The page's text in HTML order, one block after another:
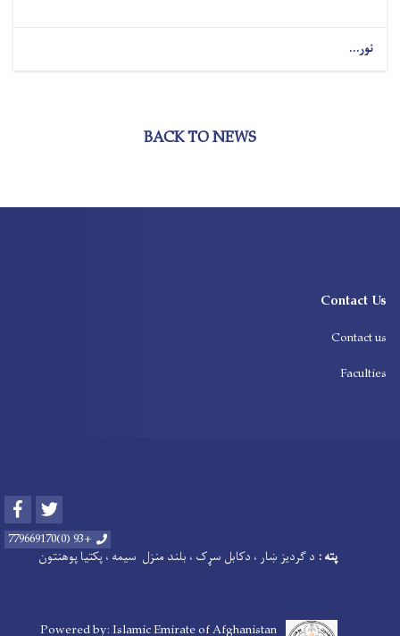
نور...
BACK TO NEWS
Contact Us
Contact us
Faculties
Facebook
+93 (0)779669170
پته : دګردیز ښار ، دکابل سړک ، بلند منزل سیمه ، پکتیا پوهنتون
Powered by: Islamic Emirate of Afghanistan